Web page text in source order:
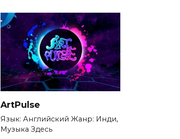
ArtPulse
Язык: Английский Жанр: Инди,
Музыка Здесь